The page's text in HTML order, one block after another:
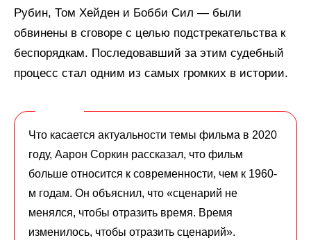
Рубин, Том Хейден и Бобби Сил — были
обвинены в сговоре с целью подстрекательства к
беспорядкам. Последовавший за этим судебный
процесс стал одним из самых громких в истории.
Что касается актуальности темы фильма в 2020
году, Аарон Соркин рассказал, что фильм
больше относится к современности, чем к 1960-
м годам. Он объяснил, что «сценарий не
менялся, чтобы отразить время. Время
изменилось, чтобы отразить сценарий».